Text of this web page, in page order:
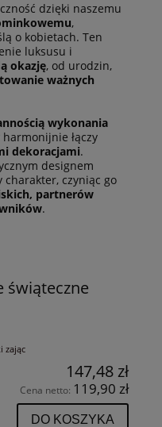
dzięki naszemu
,
o kobietach. Ten
luksusu i
okazję, od urodzin,
ważnych
wykonania
łączy
dekoracjami.
designem
czyniąc go
partnerów
.
świąteczne
zając
147,48 zł
Cena netto: 119,90 zł
DO KOSZYKA